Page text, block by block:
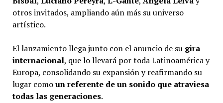
otros invitados, ampliando aún más su universo
artístico.
El lanzamiento llega junto con el anuncio de su gira
internacional, que lo llevará por toda Latinoamérica y
Europa, consolidando su expansión y reafirmando su
lugar comoun referente de un sonido que atraviesa
todas las generaciones.